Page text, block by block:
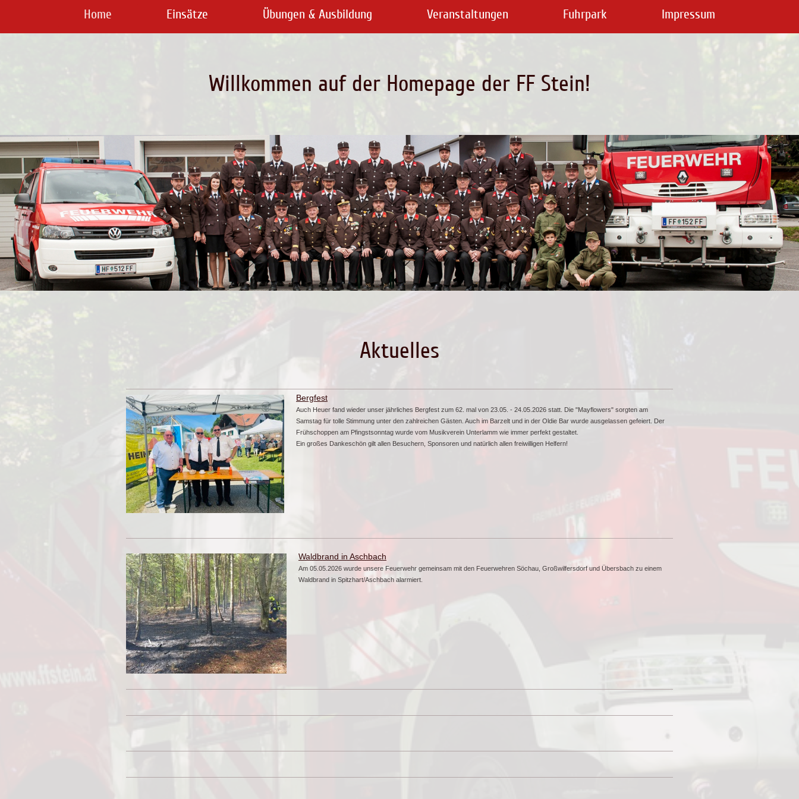
Home Einsätze Übungen & Ausbildung Veranstaltungen Fuhrpark Impressum
Willkommen auf der Homepage der FF Stein!
Aktuelles
Bergfest
Auch Heuer fand wieder unser jährliches Bergfest zum 62. mal von 23.05. - 24.05.2026 statt. Die "Mayflowers" sorgten am
Samstag für tolle Stimmung unter den zahlreichen Gästen. Auch im Barzelt und in der Oldie Bar wurde ausgelassen gefeiert. Der
Frühschoppen am Pfingstsonntag wurde vom Musikverein Unterlamm wie immer perfekt gestaltet.
Ein großes Dankeschön gilt allen Besuchern, Sponsoren und natürlich allen freiwilligen Helfern!
Waldbrand in Aschbach
Am 05.05.2026 wurde unsere Feuerwehr gemeinsam mit den Feuerwehren Söchau, Großwilfersdorf und Übersbach zu einem
Waldbrand in Spitzhart/Aschbach alarmiert.